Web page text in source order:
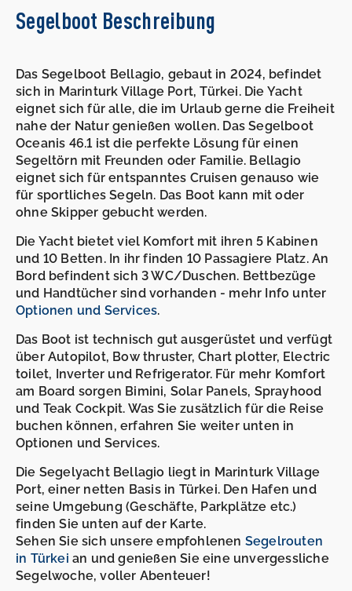
Segelboot Beschreibung
Das Segelboot Bellagio, gebaut in 2024, befindet
sich in Marinturk Village Port, Türkei. Die Yacht
eignet sich für alle, die im Urlaub gerne die Freiheit
nahe der Natur genießen wollen. Das Segelboot
Oceanis 46.1 ist die perfekte Lösung für einen
Segeltörn mit Freunden oder Familie. Bellagio
eignet sich für entspanntes Cruisen genauso wie
für sportliches Segeln. Das Boot kann mit oder
ohne Skipper gebucht werden.
Die Yacht bietet viel Komfort mit ihren 5 Kabinen
und 10 Betten. In ihr finden 10 Passagiere Platz. An
Bord befindent sich 3 WC/Duschen. Bettbezüge
und Handtücher sind vorhanden - mehr Info unter
Optionen und Services.
Das Boot ist technisch gut ausgerüstet und verfügt
über Autopilot, Bow thruster, Chart plotter, Electric
toilet, Inverter und Refrigerator. Für mehr Komfort
am Board sorgen Bimini, Solar Panels, Sprayhood
und Teak Cockpit. Was Sie zusätzlich für die Reise
buchen können, erfahren Sie weiter unten in
Optionen und Services.
Die Segelyacht Bellagio liegt in Marinturk Village
Port, einer netten Basis in Türkei. Den Hafen und
seine Umgebung (Geschäfte, Parkplätze etc.)
finden Sie unten auf der Karte.
Sehen Sie sich unsere empfohlenen Segelrouten
in Türkei an und genießen Sie eine unvergessliche
Segelwoche, voller Abenteuer!